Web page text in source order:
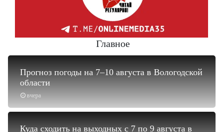
Главное
вчера
Прогноз погоды на 7–10 августа в Вологодской
области
Куда сходить на выходных с 7 по 9 августа в